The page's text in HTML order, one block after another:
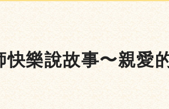
樂說故事〜親愛